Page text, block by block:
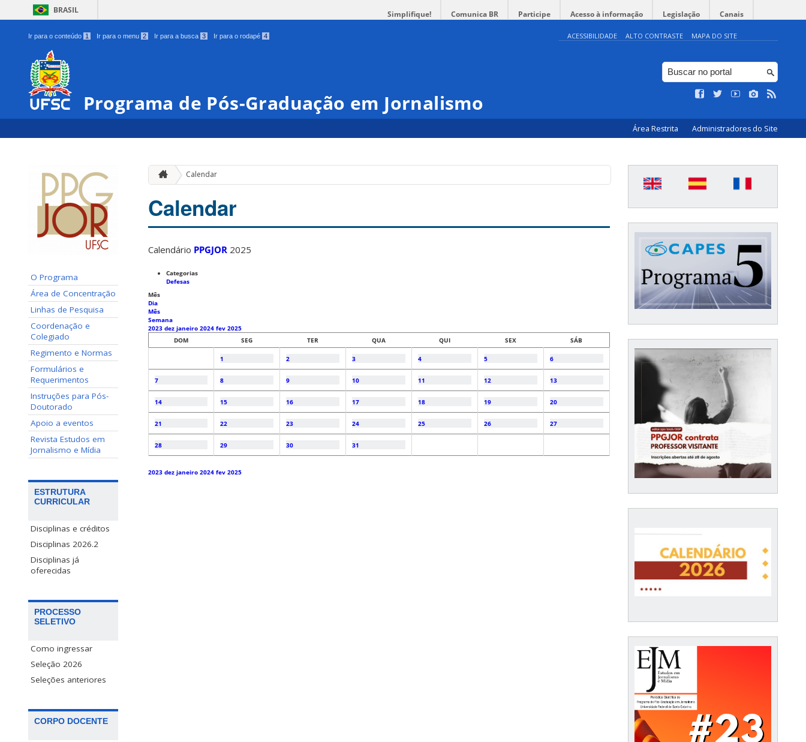
BRASIL Simplifique! Comunica BR Participe Acesso à informação Legislação Canais
Ir para o conteúdo 1 Ir para o menu 2 Ir para a busca 3 Ir para o rodapé 4 ACESSIBILIDADE ALTO CONTRASTE MAPA DO SITE
Programa de Pós-Graduação em Jornalismo
Área Restrita Administradores do Site
O Programa
Área de Concentração
Linhas de Pesquisa
Coordenação e
Colegiado
Regimento e Normas
Formulários e
Requerimentos
Instruções para Pós-
Doutorado
Apoio a eventos
Revista Estudos em
Jornalismo e Mídia
ESTRUTURA
CURRICULAR
Disciplinas e créditos
Disciplinas 2026.2
Disciplinas já
oferecidas
PROCESSO
SELETIVO
Como ingressar
Seleção 2026
Seleções anteriores
CORPO DOCENTE
Calendar
Calendar
Calendário PPGJOR 2025
Categorias
Defesas
Mês
Dia
Mês
Semana
2023 dez janeiro 2024 fev 2025
DOM
SEG TER QUA QUI SEX SÁB
1 2 3 4 5 6
7 8 9 10 11 12 13
14 15 16 17 18 19 20
21 22 23 24 25 26 27
28 29 30 31
2023 dez janeiro 2024 fev 2025